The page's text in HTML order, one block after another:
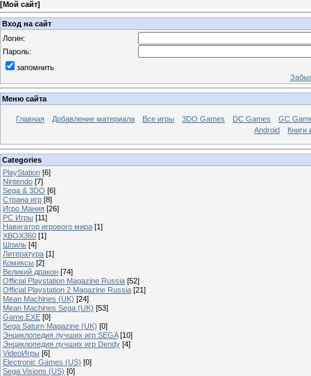
[Мой сайт]
Вход на сайт
Логин:
Пароль:
запомнить
Меню сайта
Главная Добавление материала Все игры 3DO Games DC Games
GC
Android
Книги
Categories
PlayStation [6]
Nintendo [7]
Sega & 3DO [6]
Страна игр [8]
Игро Мания [26]
PC Игры [11]
Навигатор игрового мира [1]
XBOX360 [1]
Шпиль [4]
Литература [1]
Комиксы [2]
Великий дракон [74]
Official Playstation Magazine Russia [52]
Official Playstation 2 Magazine Russia [21]
Mean Machines (UK) [24]
Mean Machines Sega (UK) [53]
Game.EXE [0]
Sega Saturn Magazine (UK) [0]
Энциклопедия лучших игр SEGA [10]
Энциклопедия лучших игр Dendy [4]
VideoИгры [6]
Electronic Games (US) [0]
Sega Visions (US) [0]